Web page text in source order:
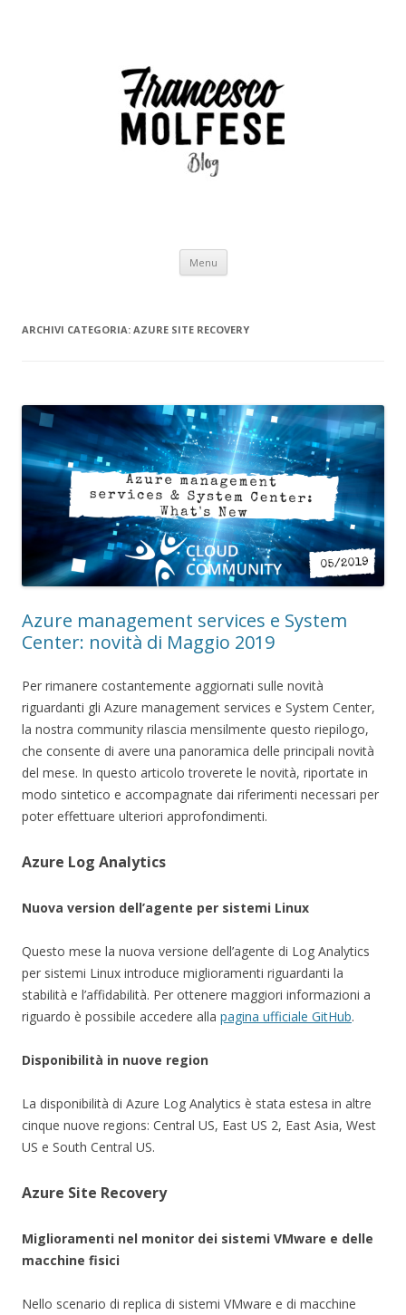
Menu Vai
contenuto
ARCHIVI CATEGORIA: AZURE SITE RECOVERY
Azure management services e System
Center: novità di Maggio 2019
Per rimanere costantemente aggiornati sulle novità
riguardanti gli Azure management services e System Center,
la nostra community rilascia mensilmente questo riepilogo,
che consente di avere una panoramica delle principali novità
del mese. In questo articolo troverete le novità, riportate in
modo sintetico e accompagnate dai riferimenti necessari per
poter effettuare ulteriori approfondimenti.
Azure Log Analytics
Nuova version dell’agente per sistemi Linux
Questo mese la nuova versione dell’agente di Log Analytics
per sistemi Linux introduce miglioramenti riguardanti la
stabilità e l’affidabilità. Per ottenere maggiori informazioni a
riguardo è possibile accedere alla pagina ufficiale GitHub.
Disponibilità in nuove region
La disponibilità di Azure Log Analytics è stata estesa in altre
cinque nuove regions: Central US, East US 2, East Asia, West
US e South Central US.
Azure Site Recovery
Miglioramenti nel monitor dei sistemi VMware e delle
macchine fisici
Nello scenario di replica di sistemi VMware e di macchine